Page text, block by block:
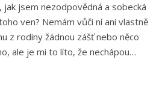
jak jsem nezodpovědná a sobecká
ven? Nemám vůči ní ani vlastně
z rodiny žádnou zášť nebo něco
ale je mi to líto, že nechápou…